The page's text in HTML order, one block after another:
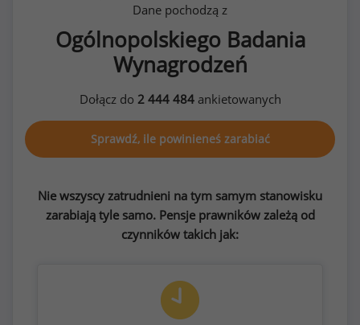
Dane pochodzą z
Ogólnopolskiego Badania
Wynagrodzeń
Dołącz do 2 444 484ankietowanych
Sprawdź, ile powinieneś zarabiać
Nie wszyscy zatrudnieni na tym samym stanowisku
zarabiają tyle samo. Pensje prawników zależą od
czynników takich jak: